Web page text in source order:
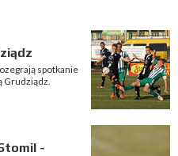
spotkanie
Grudziądz.
-